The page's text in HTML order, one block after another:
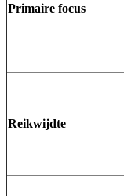
Primaire focus
Reikwijdte